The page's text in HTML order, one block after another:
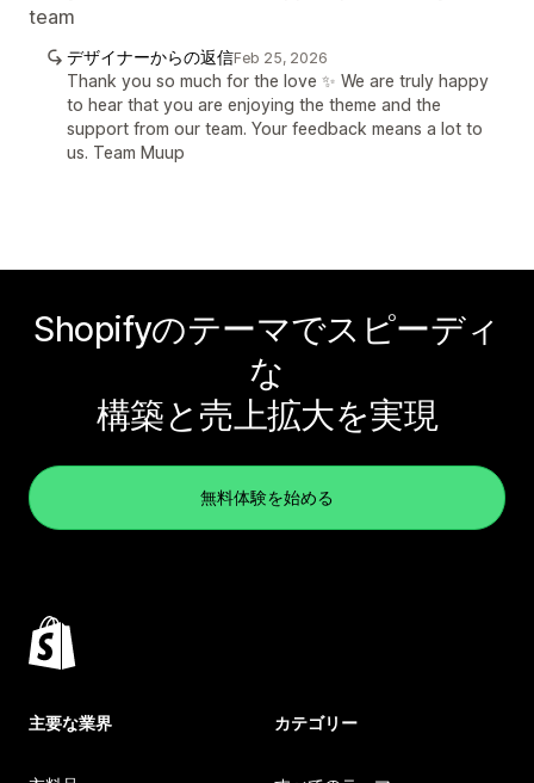
team
デザイナーからの返信Feb 25, 2026
Thank you so much for the love ✨ We are truly happy
to hear that you are enjoying the theme and the
support from our team. Your feedback means a lot to
us. Team Muup
Shopifyのテーマでスピーディ
な
構築と売上拡大を実現
無料体験を始める
主要な業界 カテゴリー